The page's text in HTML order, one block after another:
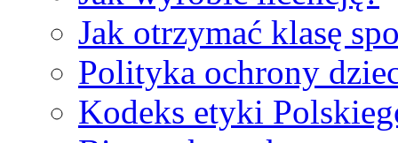
Jak otrzymać klasę
Polityka ochrony
Kodeks etyki